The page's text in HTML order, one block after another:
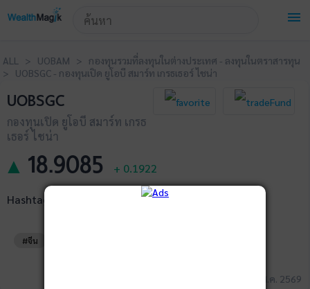
menu
ALL > UOBAM > กองทุนรวมที่ลงทุนในต่างประเทศ - ลงทุนในตราสารทุน
> UOBSGC - กองทุนเปิด ยูโอบี สมาร์ท เกรธเธอร์ ไชน่า
UOBSGC
กองทุนเปิด ยูโอบี สมาร์ท เกรธ
เธอร์ ไชน่า
▲ 18.9085 + 0.1922
Hashtags
#จีน
ข้อมูล ณ วันที่ 05 ส.ค. 2569
!-- Start Advertise -->